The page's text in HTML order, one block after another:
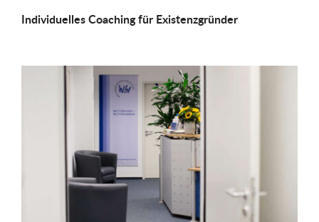
Individu­elles Coaching für Existenz­gründer